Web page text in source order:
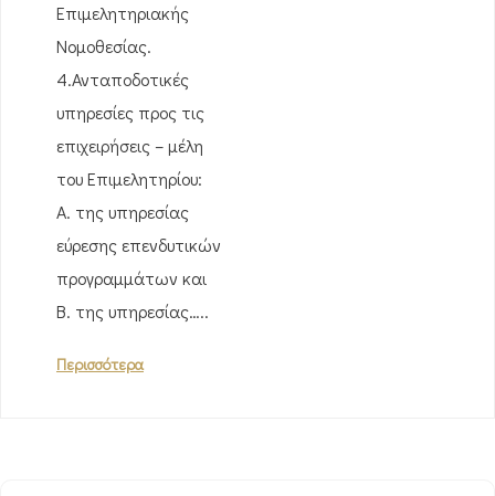
Επιμελητηριακής
Νομοθεσίας.
4.Ανταποδοτικές
υπηρεσίες προς τις
επιχειρήσεις – μέλη
του Επιμελητηρίου:
Α. της υπηρεσίας
εύρεσης επενδυτικών
προγραμμάτων και
Β. της υπηρεσίας…..
Περισσότερα